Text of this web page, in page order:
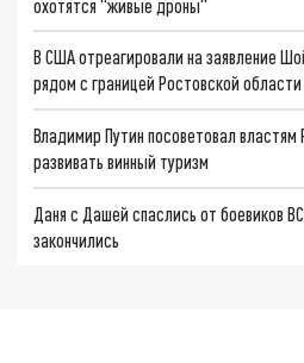
охотятся "живые дроны"
В США отреагировали на заявление
рядом с границей Ростовской области
Владимир Путин посоветовал властям
развивать винный туризм
Даня с Дашей спаслись от боевиков
закончились